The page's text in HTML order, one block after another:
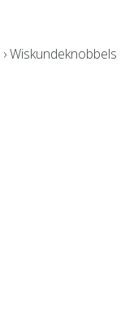
› Wiskundeknobbels